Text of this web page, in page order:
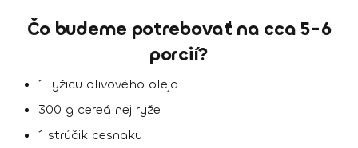
Čo budeme potrebovať na cca 5-6
porcií?
1 lyžicu olivového oleja
300 g cereálnej ryže
1 strúčik cesnaku